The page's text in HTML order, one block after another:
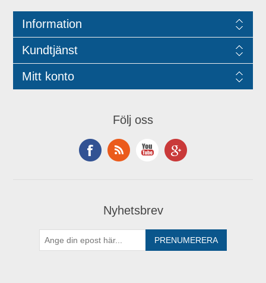
Information
Kundtjänst
Mitt konto
Följ oss
Nyhetsbrev